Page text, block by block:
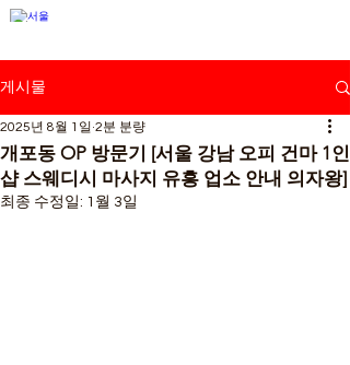
게시물
개포동 OP 방문기 [서울 강남 오피 건마 1인
샵 스웨디시 마사지 유흥 업소 안내 의자왕]
2025년 8월 1일 2분 분량
최종 수정일: 1월 3일